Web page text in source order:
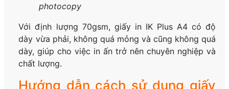
photocopy
Với định lượng 70gsm, giấy in IK Plus A4 có độ
dày vừa phải, không quá mỏng và cũng không quá
dày, giúp cho việc in ấn trở nên chuyên nghiệp và
chất lượng.
Hướng dẫn cách sử dụng giấy